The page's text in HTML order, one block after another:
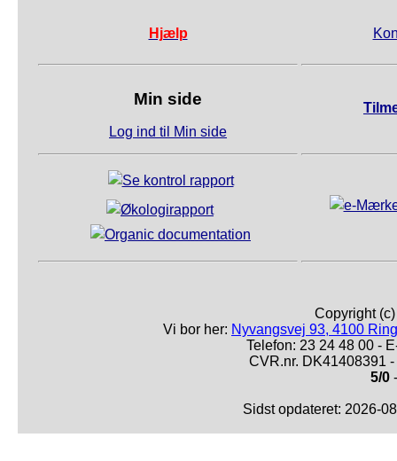
Hjælp
Min side
Log ind til Min side
Copyright
Vi bor her: Nyvangsvej 93, 4100
Telefon: 23 24 48 00 -
CVR.nr. DK41408391
5/0
Sidst opdateret: 2026-